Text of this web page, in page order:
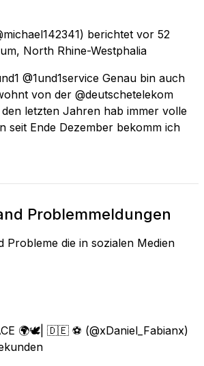
berichtet vor 52
North Rhine-Westphalia
@1und1service Genau bin auch
von der @deutschetelekom
letzten Jahren hab immer volle
seit Ende Dezember bekomm ich
Problemmeldungen
Probleme die in sozialen Medien
🌍🕊| 🇩🇪 ⚽️ (@xDaniel_Fabianx)